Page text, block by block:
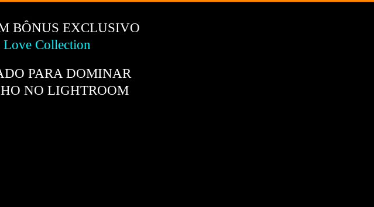
BÔNUS EXCLUSIVO
Love Collection
PARA DOMINAR
NO LIGHTROOM